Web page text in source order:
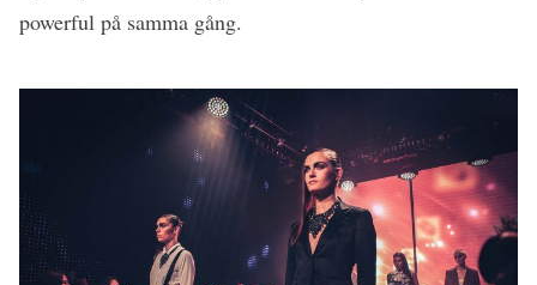
powerful på samma gång.